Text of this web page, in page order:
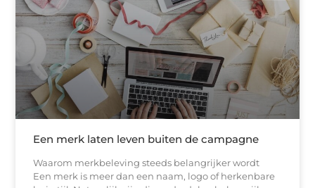
Een merk laten leven buiten de campagne
Waarom merkbeleving steeds belangrijker wordt
Een merk is meer dan een naam, logo of herkenbare